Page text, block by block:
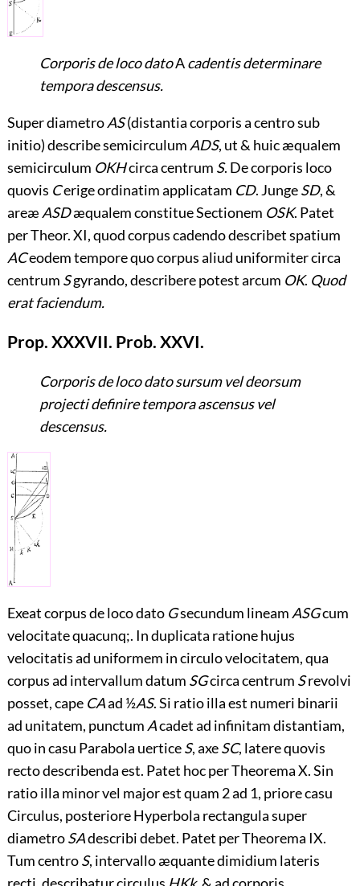
Corporis de loco datoAcadentis determinare
tempora descensus.
Super diametroAS(distantia corporis a centro sub
initio) describe semicirculum ADS, ut & huic æqualem
semicirculum OKHcirca centrum S. De corporis loco
quovis Cerige ordinatim applicatam CD. JungeSD, &
areæ ASDæqualem constitue Sectionem OSK. Patet
per Theor. XI, quod corpus cadendo describet spatium
ACeodem tempore quo corpus aliud uniformiter circa
centrum Sgyrando, describere potest arcum OK. Quod
erat faciendum.
Prop. XXXVII. Prob. XXVI.
Corporis de loco dato sursum vel deorsum
projecti definire tempora ascensus vel
descensus.
Exeat corpus de loco dato Gsecundum lineam ASGcum
velocitate quacunq;. In duplicata ratione hujus
velocitatis ad uniformem in circulo velocitatem, qua
corpus ad intervallum datum SGcirca centrum Srevolvi
posset, cape CAad ½AS. Si ratio illa est numeri binarii
ad unitatem, punctum Acadet ad infinitam distantiam,
quo in casu Parabola uerticeS, axeSC, latere quovis
recto describenda est. Patet hoc per Theorema X. Sin
ratio illa minor vel major est quam 2 ad 1, priore casu
Circulus, posteriore Hyperbola rectangula super
diametroSAdescribi debet. Patet per Theorema IX.
Tum centroS, intervallo æquante dimidium lateris